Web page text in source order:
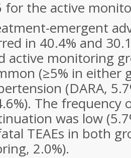
for the active
emergent
in 40.4% and
active monitoring
(≥5% in either
(DARA,
The frequency
was low
TEAEs in both
2.0%).